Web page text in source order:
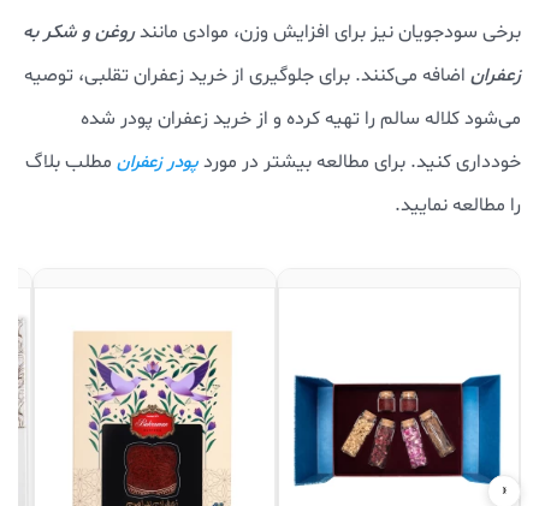
برخی سودجویان نیز برای افزایش وزن، موادی مانندروغن و شکر به
زعفران اضافه می‌کنند. برای جلوگیری از خرید زعفران تقلبی، توصیه
می‌شود کلاله سالم را تهیه کرده و از خرید زعفران پودر شده
خودداری کنید. برای مطالعه بیشتر در موردپودر زعفران مطلب بلاگ
را مطالعه نمایید.
‹›